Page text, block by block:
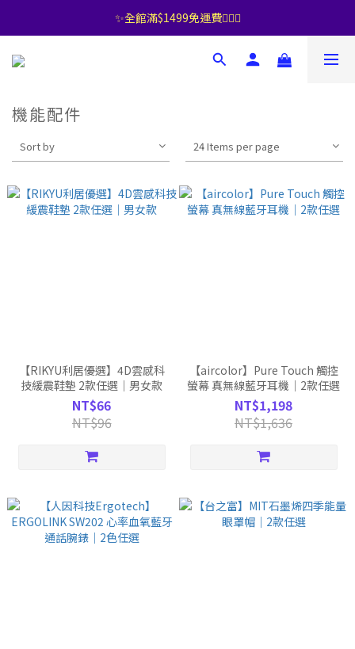
✨全館滿$1499免運費🧚🏻‍♀️
機能配件
Sort by 24 Items per page
【RIKYU利居優選】4D雲感科
技緩震鞋墊 2款任選｜男女款
NT$66
NT$96
【aircolor】Pure Touch 觸控
螢幕 真無線藍牙耳機｜2款任選
NT$1,198
NT$1,636